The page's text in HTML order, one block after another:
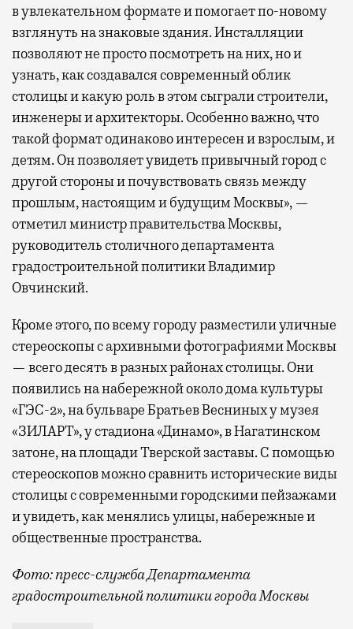
в увлекательном формате и помогает по-новому
взглянуть на знаковые здания. Инсталляции
позволяют не просто посмотреть на них, но и
узнать, как создавался современный облик
столицы и какую роль в этом сыграли строители,
инженеры и архитекторы. Особенно важно, что
такой формат одинаково интересен и взрослым, и
детям. Он позволяет увидеть привычный город с
другой стороны и почувствовать связь между
прошлым, настоящим и будущим Москвы», —
отметил министр правительства Москвы,
руководитель столичного департамента
градостроительной политики Владимир
Овчинский.
Кроме этого, по всему городу разместили уличные
стереоскопы с архивными фотографиями Москвы
— всего десять в разных районах столицы. Они
появились на набережной около дома культуры
«ГЭС-2», на бульваре Братьев Весниных у музея
«ЗИЛАРТ», у стадиона «Динамо», в Нагатинском
затоне, на площади Тверской заставы. С помощью
стереоскопов можно сравнить исторические виды
столицы с современными городскими пейзажами
и увидеть, как менялись улицы, набережные и
общественные пространства.
Фото: пресс-служба Департамента
градостроительной политики города Москвы